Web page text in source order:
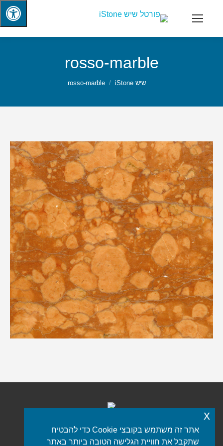
rosso-marble
שיש iStone rosso-marble
כל הזכויות שמורות © 2021 iStone
פורטל שיש
אתר זה משתמש בקובצי Cookie כדי להבטיח
שתקבל את חוויית הגלישה הטובה ביותר באתר
x